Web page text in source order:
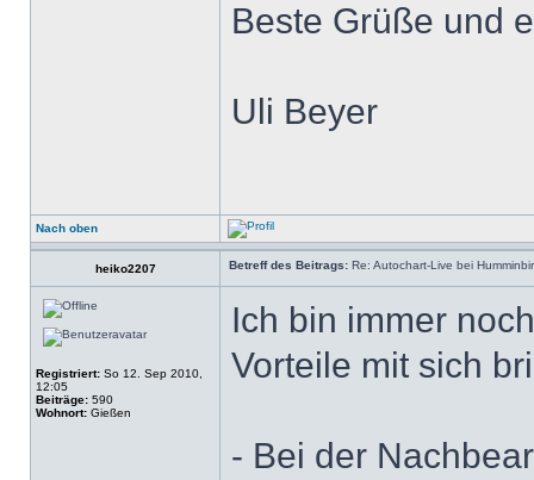
Beste Grüße und
Uli Beyer
Nach oben
heiko2207 Betreff des Beitrags: Re: Autochart-Live bei
Registriert: So 12. Sep 2010,
12:05
Beiträge: 590
Wohnort: Gießen
Ich bin immer
Vorteile mit sich
- Bei der